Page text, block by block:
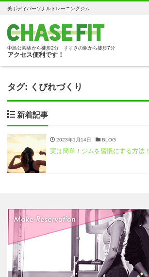
美ボディパーソナルトレーニングジム
中島公園駅から徒歩2分 すすきの駅から徒歩7分
アクセス便利です！
タグ: くびれづくり
新着記事
2023年1月14日 BLOG
実は簡単！ジムを習慣にする方法！